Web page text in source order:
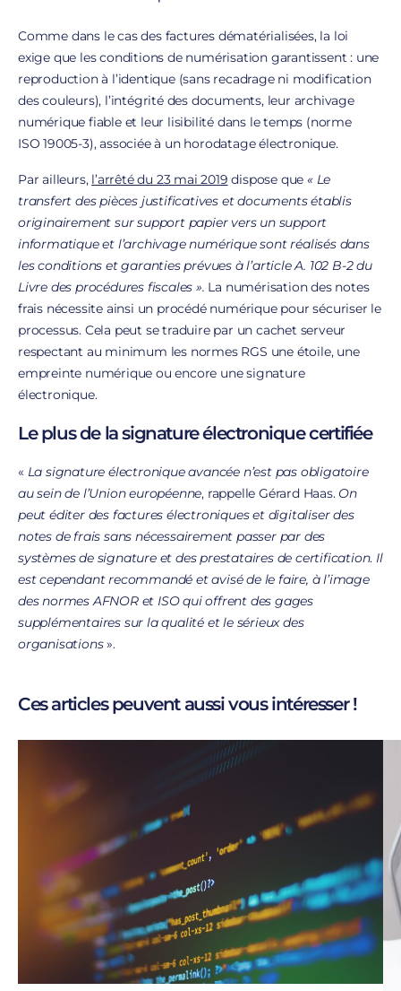
Comme dans le cas des factures dématérialisées, la loi
exige que les conditions de numérisation garantissent : une
reproduction à l’identique (sans recadrage ni modification
des couleurs), l’intégrité des documents, leur archivage
numérique fiable et leur lisibilité dans le temps (norme
ISO 19005-3), associée à un horodatage électronique.
Par ailleurs, l’arrêté du 23 mai 2019 dispose que« Le
transfert des pièces justificatives et documents établis
originairement sur support papier vers un support
informatique et l’archivage numérique sont réalisés dans
les conditions et garanties prévues à l’article A. 102 B-2 du
Livre des procédures fiscales ». La numérisation des notes
frais nécessite ainsi un procédé numérique pour sécuriser le
processus. Cela peut se traduire par un cachet serveur
respectant au minimum les normes RGS une étoile, une
empreinte numérique ou encore une signature
électronique.
Le plus de la signature électronique certifiée
« La signature électronique avancée n’est pas obligatoire
au sein de l’Union européenne, rappelle Gérard Haas.On
peut éditer des factures électroniques et digitaliser des
notes de frais sans nécessairement passer par des
systèmes de signature et des prestataires de certification. Il
est cependant recommandé et avisé de le faire, à l’image
des normes AFNOR et ISO qui offrent des gages
supplémentaires sur la qualité et le sérieux des
organisations».
Ces articles peuvent aussi vous intéresser !